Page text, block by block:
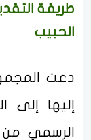
طريقة
الحبيب
دعت
إليها إلى
الرسمي من